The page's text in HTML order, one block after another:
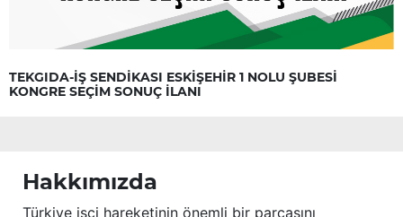
TEKGIDA-İŞ SENDİKASI ESKİŞEHİR 1 NOLU ŞUBESİ
KONGRE SEÇİM SONUÇ İLANI
Hakkımızda
Türkiye işçi hareketinin önemli bir parçasını